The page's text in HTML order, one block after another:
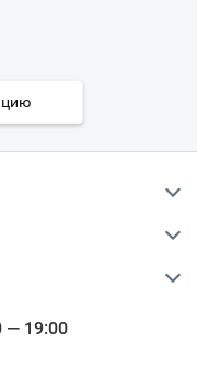
— 19:00